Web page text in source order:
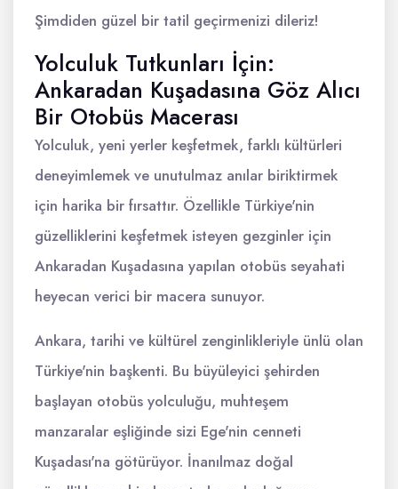
Şimdiden güzel bir tatil geçirmenizi dileriz!
Yolculuk Tutkunları İçin:
Ankaradan Kuşadasına Göz Alıcı
Bir Otobüs Macerası
Yolculuk, yeni yerler keşfetmek, farklı kültürleri
deneyimlemek ve unutulmaz anılar biriktirmek
için harika bir fırsattır. Özellikle Türkiye'nin
güzelliklerini keşfetmek isteyen gezginler için
Ankaradan Kuşadasına yapılan otobüs seyahati
heyecan verici bir macera sunuyor.
Ankara, tarihi ve kültürel zenginlikleriyle ünlü olan
Türkiye'nin başkenti. Bu büyüleyici şehirden
başlayan otobüs yolculuğu, muhteşem
manzaralar eşliğinde sizi Ege'nin cenneti
Kuşadası'na götürüyor. İnanılmaz doğal